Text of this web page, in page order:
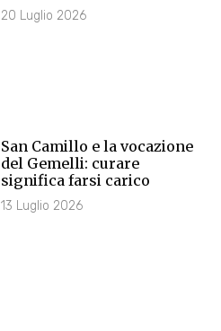
20 Luglio 2026
San Camillo e la vocazione
del Gemelli: curare
significa farsi carico
13 Luglio 2026